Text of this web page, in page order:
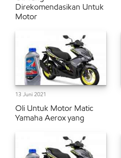
Direkomendasikan Untuk
Motor
13 Juni 2021
Oli Untuk Motor Matic
Yamaha Aerox yang